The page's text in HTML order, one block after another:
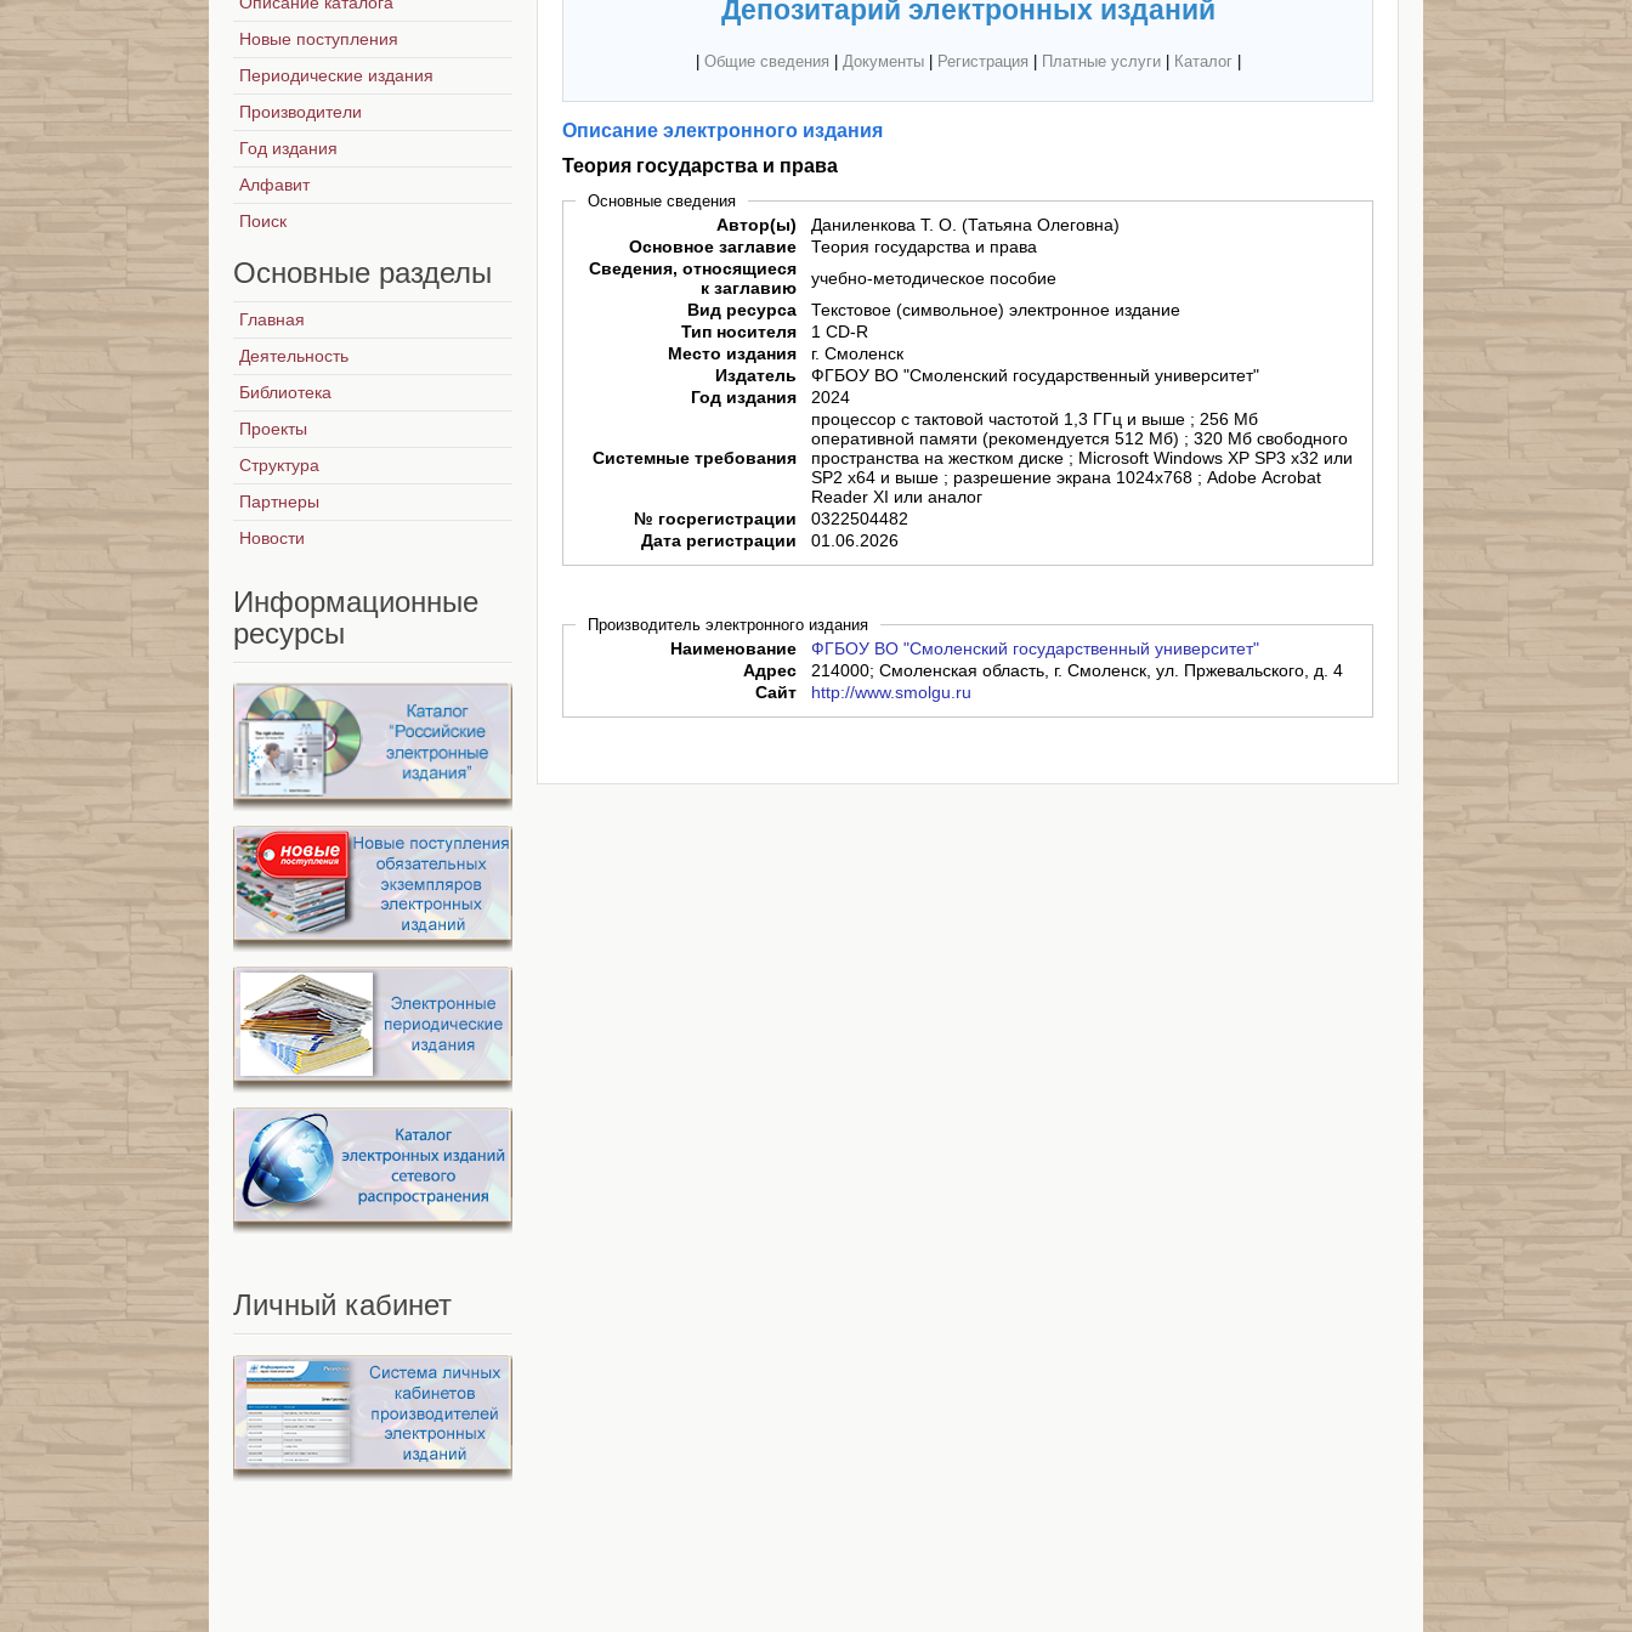
Депозитарий электронных изданий
Общие сведения Документы| Регистрация Платные услуги| Каталог|
Описание электронного издания
Теория государства и права
Основные сведения
Автор(ы)
Даниленкова Т. О. (Татьяна Олеговна)
Основное заглавие
Теория государства и права
Сведения, относящиеся
к заглавию
учебно-методическое пособие
Вид ресурса
Текстовое (символьное) электронное издание
Тип носителя
1 CD-R
Место издания
г. Смоленск
Издатель
ФГБОУ ВО "Смоленский государственный университет"
Год издания
2024
Системные требования
процессор с тактовой частотой 1,3 ГГц и выше ; 256 Мб
оперативной памяти (рекомендуется 512 Мб) ; 320 Мб свободного
пространства на жестком диске ; Microsoft Windows XP SP3 х32 или
SP2 х64 и выше ; разрешение экрана 1024х768 ; Adobe Acrobat
Reader XI или аналог
№ госрегистрации
0322504482
Дата регистрации
01.06.2026
Производитель электронного издания
Наименование
ФГБОУ ВО "Смоленский государственный университет"
Адрес
214000; Смоленская область, г. Смоленск, ул. Пржевальского, д. 4
Сайт
http://www.smolgu.ru
Новые поступления
Периодические издания
Производители
Год издания
Алфавит
Поиск
Основные разделы
Главная
Деятельность
Библиотека
Проекты
Структура
Партнеры
Новости
Информационные
ресурсы
Личный кабинет